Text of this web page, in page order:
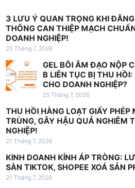
3 LƯU Ý QUAN TRỌNG KHI
THÔNG CAN THIỆP MẠCH
DOANH NGHIỆP!
25 Tháng 7, 2026
GEL BÔI ÂM ĐẠO NỘP
B LIÊN TỤC BỊ THU
CHO DOANH NGHIỆP?
25 Tháng 7, 2026
THU HỒI HÀNG LOẠT GIẤY PHÉP
TRÙNG, GÂY HẬU QUẢ NGHIÊM
NGHIỆP!
21 Tháng 7, 2026
KINH DOANH KÍNH ÁP TRÒNG:
SÀN TIKTOK, SHOPEE XOÁ SẢN
21 Tháng 7, 2026